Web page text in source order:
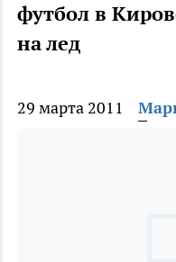
футбол в
на лед
29 марта 2011